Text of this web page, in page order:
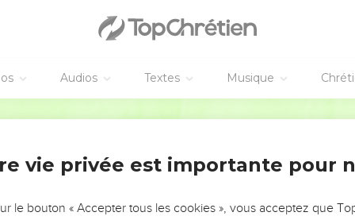
Audios Textes Musique
dominent sur le jour et la nuit (Genèse 1.16-18
encore d'astres heureux.
considérés dans leur dépendance d'une volonté qui
. Ces phénomènes participent à la sagesse divine,
vie privée est importante pour
le bouton « Accepter tous les cookies », vous acceptez que